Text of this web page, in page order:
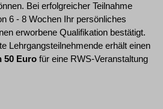
Bei erfolgreicher Teilnahme
6 - 8 Wochen Ihr persönliches
erworbene Qualifikation bestätigt.
Lehrgangsteilnehmende erhält einen
50 Euro für eine RWS-Veranstaltung